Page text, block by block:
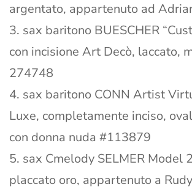
argentato, appartenuto ad
3. sax baritono BUESCHER
con incisione Art Decò, laccato,
274748
4. sax baritono CONN Artist
Luxe, completamente inciso,
con donna nuda #113879
5. sax Cmelody SELMER Model
placcato oro, appartenuto a